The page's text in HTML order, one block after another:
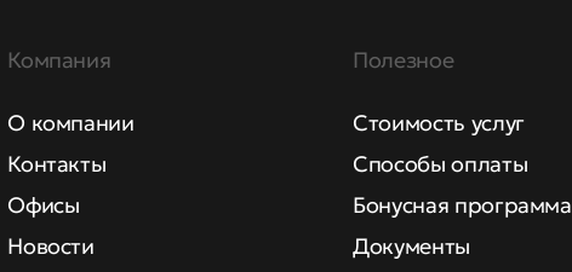
Компания
О компании
Контакты
Офисы
Новости
Полезное
Стоимость услуг
Способы оплаты
Бонусная программа
Документы